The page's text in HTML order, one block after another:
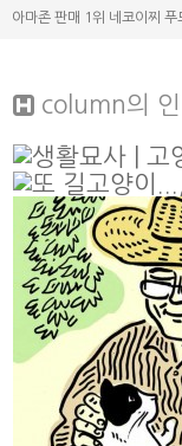
아마존 판매 1위 네코이찌 푸
column의